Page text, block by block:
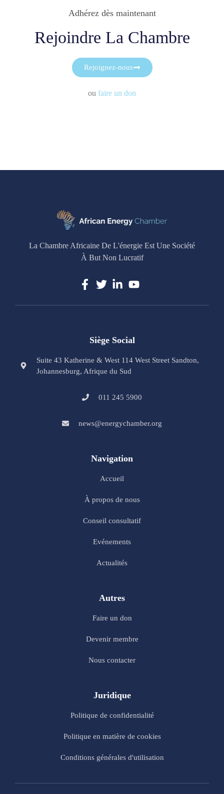
Adhérez dès maintenant
Rejoindre La Chambre
Rejoignez-nous
ou faire un don
La Chambre Africaine De L'énergie Est Une Société
À But Non Lucratif
Siège Social
Suite 43 Katherine & West 114 West Street Sandton,
Johannesburg, Afrique du Sud
011 245 5900
news@energychamber.org
Navigation
Accueil
À propos de nous
Conseil consultatif
Evénements
Actualités
Autres
Faire un don
Devenir membre
Nous contacter
Juridique
Politique de confidentialité
Politique en matière de cookies
Conditions générales d'utilisation